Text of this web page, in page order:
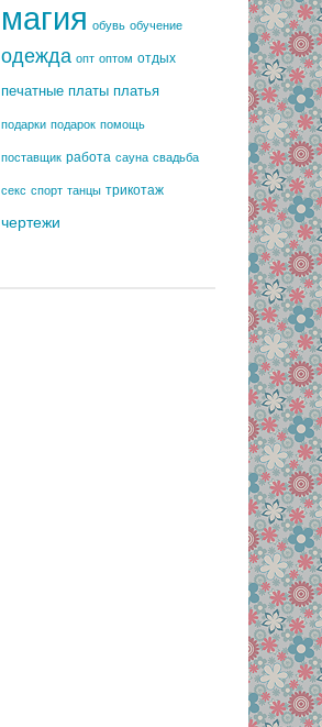
магия обувь обучение
одежда опт оптом отдых
печатные платы платья
подарки подарок помощь
поставщик работа сауна свадьба
секс спорт танцы трикотаж
чертежи